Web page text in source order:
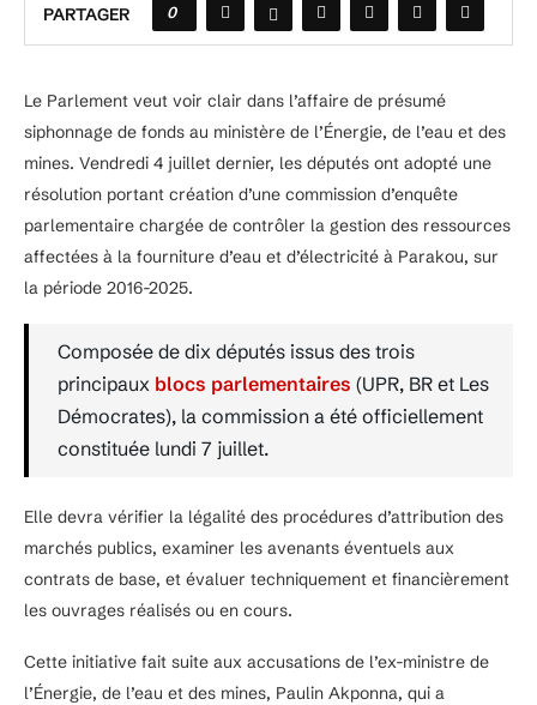
PARTAGER 0
Le Parlement veut voir clair dans l’affaire de présumé
siphonnage de fonds au ministère de l’Énergie, de l’eau et des
mines. Vendredi 4 juillet dernier, les députés ont adopté une
résolution portant création d’une commission d’enquête
parlementaire chargée de contrôler la gestion des ressources
affectées à la fourniture d’eau et d’électricité à Parakou, sur
la période 2016-2025.
Composée de dix députés issus des trois
principaux blocs parlementaires (UPR, BR et Les
Démocrates), la commission a été officiellement
constituée lundi 7 juillet.
Elle devra vérifier la légalité des procédures d’attribution des
marchés publics, examiner les avenants éventuels aux
contrats de base, et évaluer techniquement et financièrement
les ouvrages réalisés ou en cours.
Cette initiative fait suite aux accusations de l’ex-ministre de
l’Énergie, de l’eau et des mines, Paulin Akponna, qui a